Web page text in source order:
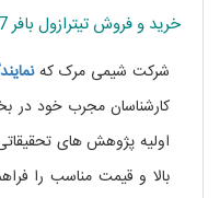
خرید و فروش تیترازول بافر 7
شرکت شیمی مرک که
کارشناسان مجرب خود
اولیه پژوهش های
بالا و قیمت مناسب را